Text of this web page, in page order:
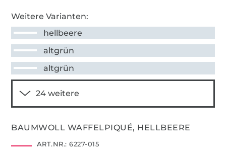
Weitere Varianten:
hellbeere
altgrün
altgrün
BAUMWOLL WAFFELPIQUÉ, HELLBEERE
ART.NR.: 6227-015